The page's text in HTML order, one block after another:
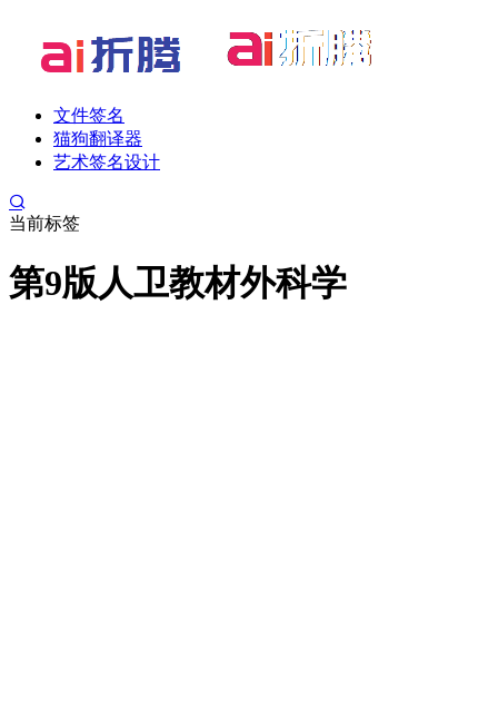
文件签名
猫狗翻译器
艺术签名设计
当前标签
第9版人卫教材外科学